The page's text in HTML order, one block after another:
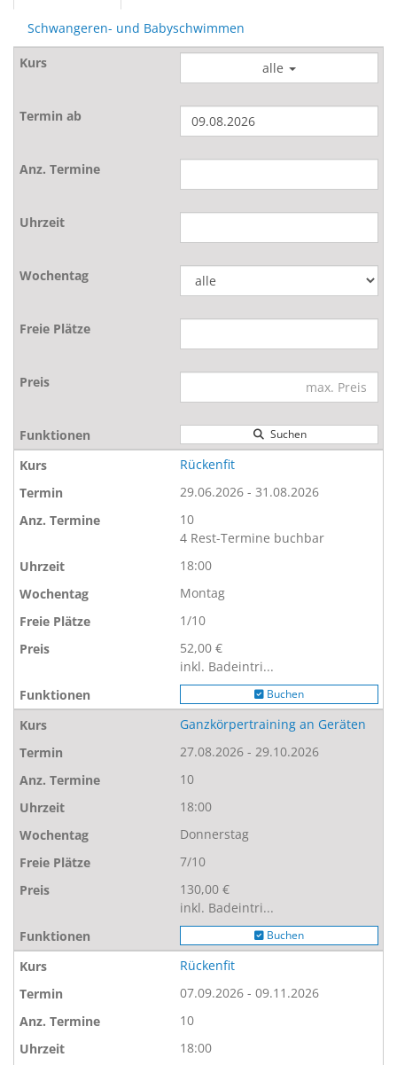
Schwangeren- und Babyschwimmen
alle
Suchen
Rückenfit
29.06.2026 - 31.08.2026
10
4 Rest-Termine buchbar
18:00
Montag
1/10
52,00 €
inkl. Badeintri...
Buchen
Ganzkörpertraining an Geräten
27.08.2026 - 29.10.2026
10
18:00
Donnerstag
7/10
130,00 €
inkl. Badeintri...
Buchen
Rückenfit
07.09.2026 - 09.11.2026
10
18:00